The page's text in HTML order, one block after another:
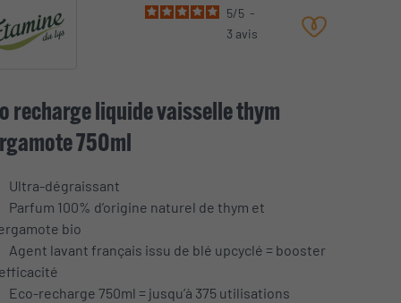
5/5 -
3 avis
recharge liquide vaisselle thym
750ml
Ultra-dégraissant
Parfum 100% d’origine naturel de thym et
bio
Agent lavant français issu de blé upcyclé = booster
Eco-recharge 750ml = jusqu’à 375 utilisations